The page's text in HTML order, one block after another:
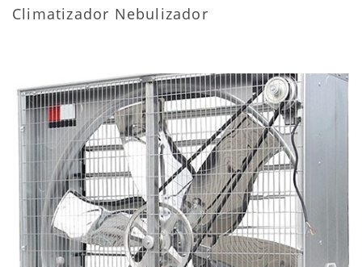
Climatizador Nebulizador